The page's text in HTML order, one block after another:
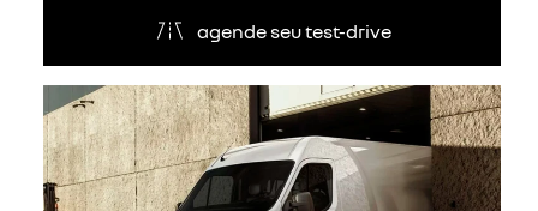
agende seu test-drive